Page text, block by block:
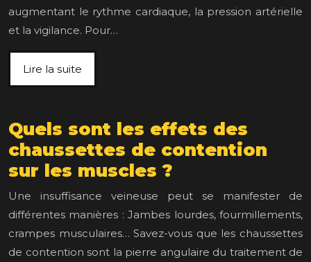
augmentant le rythme cardiaque, la pression artérielle
et la vigilance. Pour…
Lire la suite
Quels sont les effets des
chaussettes de contention
sur les muscles ?
Une insuffisance veineuse peut se manifester de
différentes manières : Jambes lourdes, fourmillements,
crampes musculaires… Savez-vous que les chaussettes
de contention sont la pierre angulaire du traitement de